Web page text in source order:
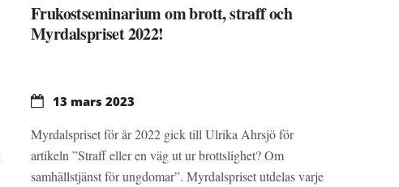
Frukostseminarium om brott, straff och
Myrdalspriset 2022!
13 mars 2023
Myrdalspriset för år 2022 gick till Ulrika Ahrsjö för
artikeln ”Straff eller en väg ut ur brottslighet? Om
samhällstjänst för ungdomar”. Myrdalspriset utdelas varje